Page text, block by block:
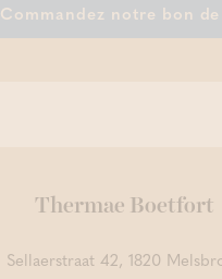
Commandez notre bon
Thermae Boetfort
Sellaerstraat 42, 1820